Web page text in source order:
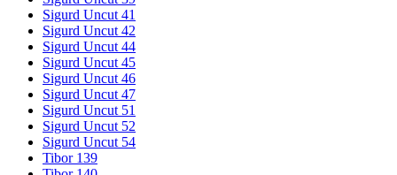
Sigurd Uncut 41
Sigurd Uncut 42
Sigurd Uncut 44
Sigurd Uncut 45
Sigurd Uncut 46
Sigurd Uncut 47
Sigurd Uncut 51
Sigurd Uncut 52
Sigurd Uncut 54
Tibor 139